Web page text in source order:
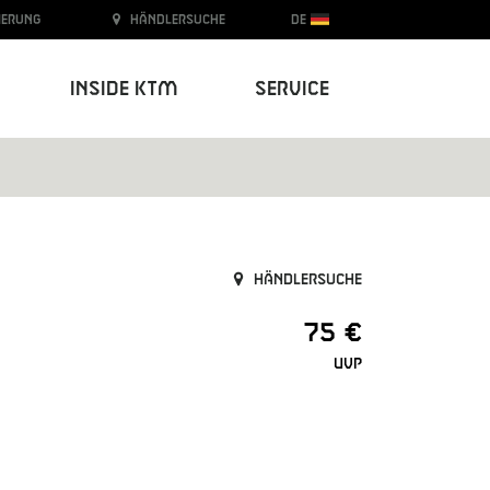
Inside KTM Service
Händlersuche DE
Händlersuche
75 €
UVP